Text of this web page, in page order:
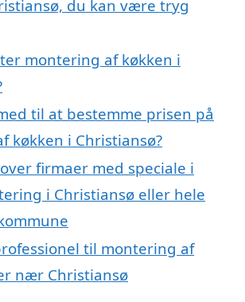
du kan være tryg
montering af køkken i
til at bestemme prisen på
køkken i Christiansø?
firmaer med speciale i
i Christiansø eller hele
til montering af
nær Christiansø